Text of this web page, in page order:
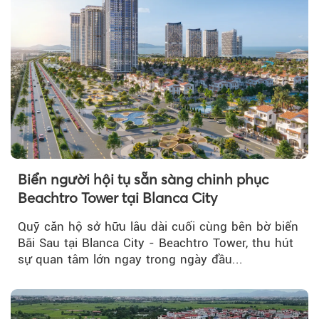
Biển người hội tụ sẵn sàng chinh phục
Beachtro Tower tại Blanca City
Quỹ căn hộ sở hữu lâu dài cuối cùng bên bờ biển
Bãi Sau tại Blanca City - Beachtro Tower, thu hút
sự quan tâm lớn ngay trong ngày đầu...